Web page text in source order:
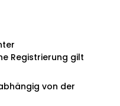
Registrierung gilt
von der